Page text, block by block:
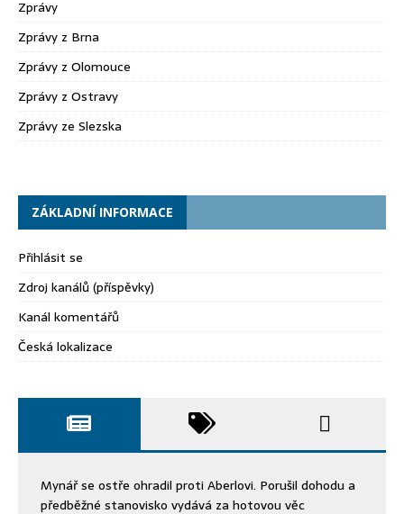
Zprávy
Zprávy z Brna
Zprávy z Olomouce
Zprávy z Ostravy
Zprávy ze Slezska
ZÁKLADNÍ INFORMACE
Přihlásit se
Zdroj kanálů (příspěvky)
Kanál komentářů
Česká lokalizace
Mynář se ostře ohradil proti Aberlovi. Porušil dohodu a
předběžné stanovisko vydává za hotovou věc